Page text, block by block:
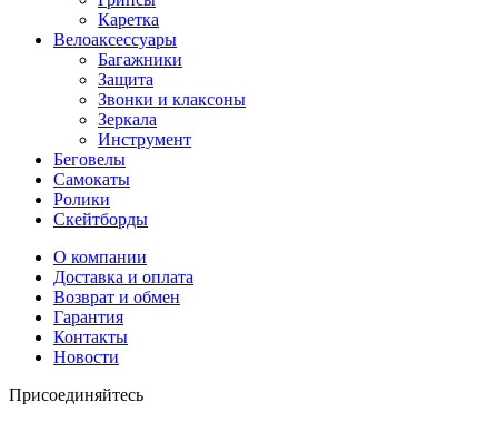
Каретка
Велоаксессуары
Багажники
Защита
Звонки и клаксоны
Зеркала
Инструмент
Беговелы
Самокаты
Ролики
Скейтборды
О компании
Доставка и оплата
Возврат и обмен
Гарантия
Контакты
Новости
Присоединяйтесь